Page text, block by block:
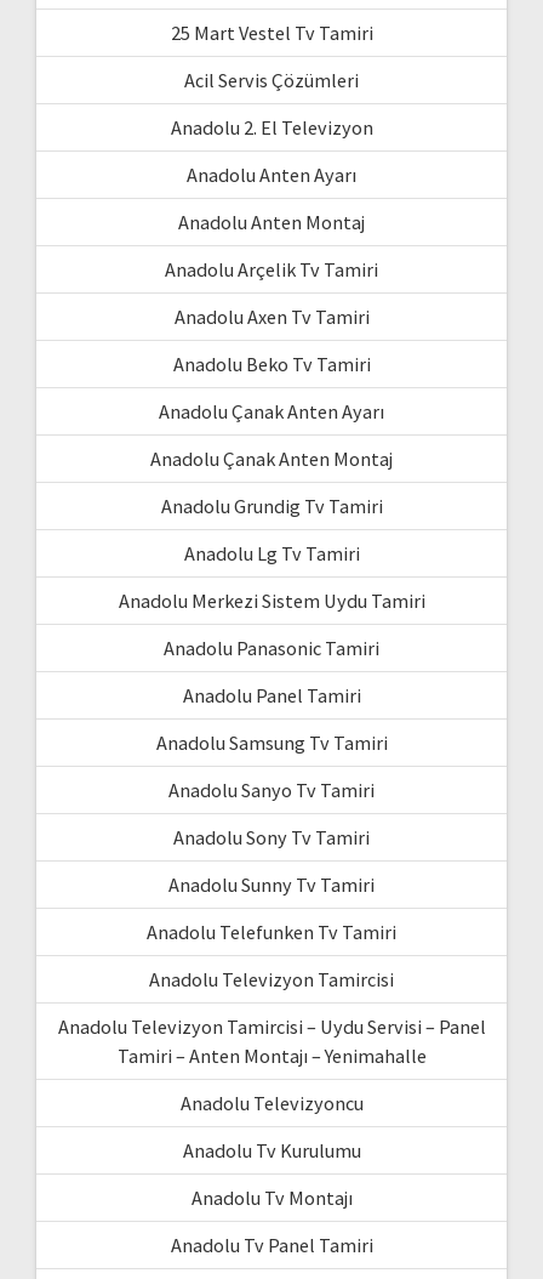
25 Mart Vestel Tv Tamiri
Acil Servis Çözümleri
Anadolu 2. El Televizyon
Anadolu Anten Ayarı
Anadolu Anten Montaj
Anadolu Arçelik Tv Tamiri
Anadolu Axen Tv Tamiri
Anadolu Beko Tv Tamiri
Anadolu Çanak Anten Ayarı
Anadolu Çanak Anten Montaj
Anadolu Grundig Tv Tamiri
Anadolu Lg Tv Tamiri
Anadolu Merkezi Sistem Uydu Tamiri
Anadolu Panasonic Tamiri
Anadolu Panel Tamiri
Anadolu Samsung Tv Tamiri
Anadolu Sanyo Tv Tamiri
Anadolu Sony Tv Tamiri
Anadolu Sunny Tv Tamiri
Anadolu Telefunken Tv Tamiri
Anadolu Televizyon Tamircisi
Anadolu Televizyon Tamircisi – Uydu Servisi – Panel
Tamiri – Anten Montajı – Yenimahalle
Anadolu Televizyoncu
Anadolu Tv Kurulumu
Anadolu Tv Montajı
Anadolu Tv Panel Tamiri